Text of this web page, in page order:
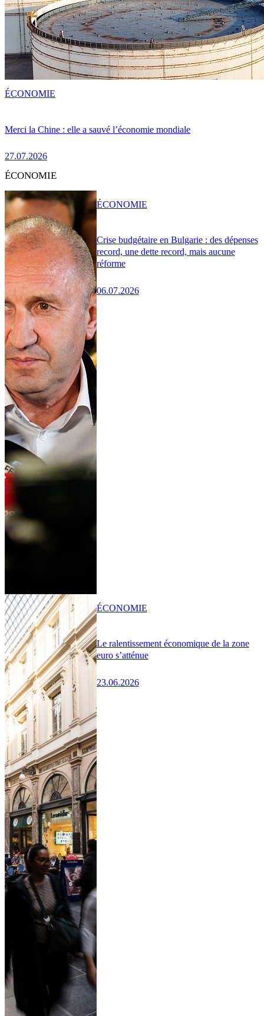
Merci la Chine : elle a sauvé l’économie mondiale
27.07.2026
ÉCONOMIE
ÉCONOMIE
Crise budgétaire en Bulgarie : des dépenses
record, une dette record, mais aucune
réforme
06.07.2026
ÉCONOMIE
Le ralentissement économique de la zone
euro s’atténue
23.06.2026
ÉCONOMIE